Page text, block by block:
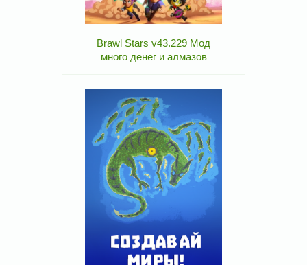
Brawl Stars v43.229 Мод
много денег и алмазов